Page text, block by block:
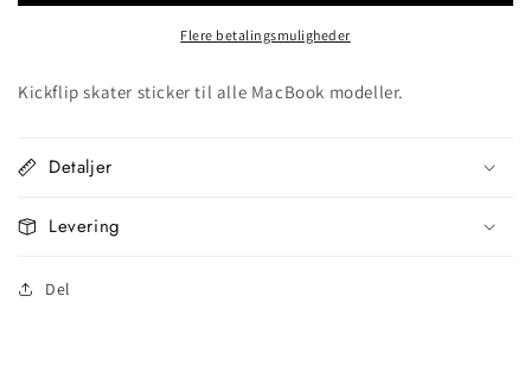
Flere betalingsmuligheder
Kickflip skater sticker til alle MacBook modeller.
Detaljer
Levering
Del